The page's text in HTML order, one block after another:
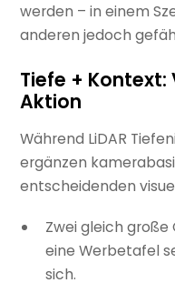
werden – in einem
anderen jedoch
Tiefe + Kontext:
Aktion
Während LiDAR
ergänzen
entscheidenden
Zwei gleich große
eine Werbetafel
sich.